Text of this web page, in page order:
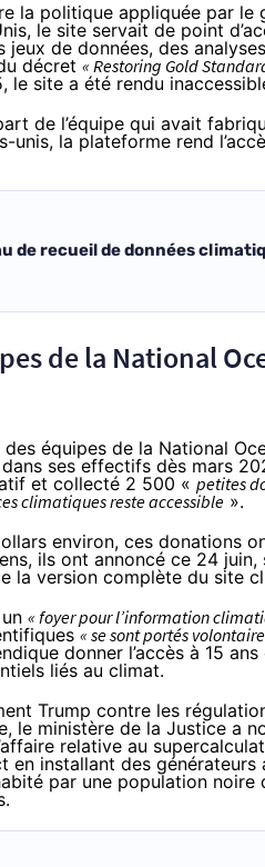
la politique appliquée par le
le site servait de point
jeux de données, des
décret « Restoring Gold
le site a été rendu
de l’équipe qui avait
unis, la plateforme rend
de recueil de données
de la National
équipes de la National
ses effectifs dès mars
et collecté 2 500 « petites
climatiques reste accessible ».
environ, ces donations
ils ont annoncé ce 24 juin,
la version complète du site
« foyer pour l’information
« se sont portés
donner l’accès à 15
liés au climat.
Trump contre les
le ministère de la Justice a
relative au
en installant des
par une population noire